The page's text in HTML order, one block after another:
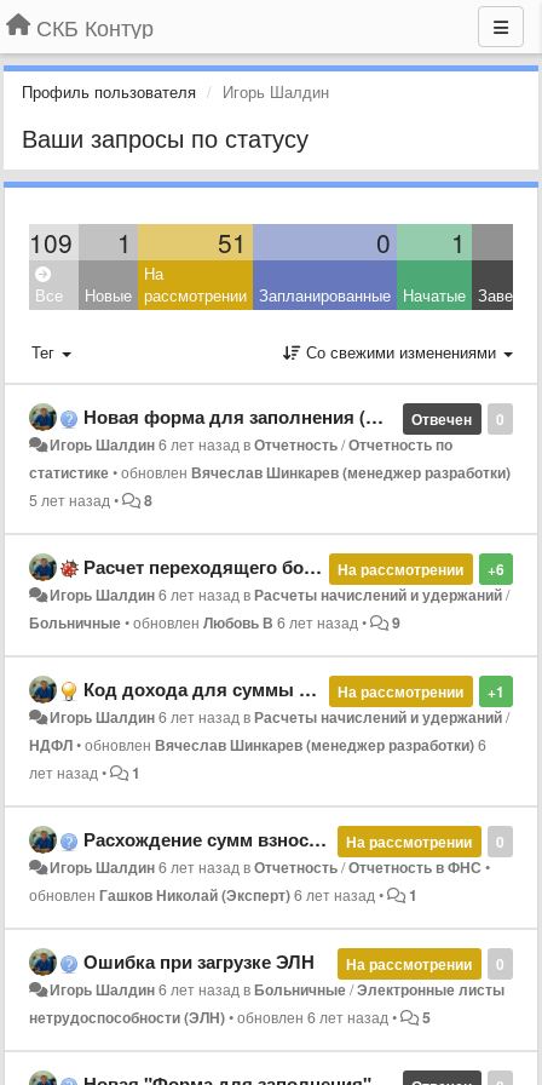
СКБ Контур
Профиль пользователя Игорь Шалдин
Ваши запросы по статусу
109 1 51 0 1
Все Новые
На
рассмотрении Запланированные Начатые
Тег Со свежими изменениями
0
Отвечен
Новая форма для заполнения (Минздрав)
Игорь Шалдин6 лет назадвОтчетность/Отчетность по
статистике•обновлен Вячеслав Шинкарев (менеджер разработки)
5 лет назад• 8
+6
На рассмотрении
Расчет переходящего больничного из МРОТ
Игорь Шалдин6 лет назадвРасчеты начислений и удержаний/
Больничные•обновлен Любовь В 6 лет назад• 9
+1
На рассмотрении
Код дохода для суммы выплат вознаграждения за классное руководство
Игорь Шалдин6 лет назадвРасчеты начислений и удержаний/
НДФЛ•обновлен Вячеслав Шинкарев (менеджер разработки)6
лет назад• 1
0
На рассмотрении
Расхождение сумм взносов в разделе 3 и подразделе 1.1 РСВ
Игорь Шалдин6 лет назадвОтчетность/Отчетность в ФНС •
обновлен Гашков Николай (Эксперт)6 лет назад• 1
0
На рассмотрении
Ошибка при загрузке ЭЛН
Игорь Шалдин6 лет назадвБольничные/Электронные листы
нетрудоспособности (ЭЛН)•обновлен 6 лет назад• 5